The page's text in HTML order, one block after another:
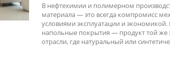
В нефтехимии и полимерном
материала — это всегда компромисс
условиями эксплуатации и
напольные покрытия — продукт той же
отрасли, где натуральный или